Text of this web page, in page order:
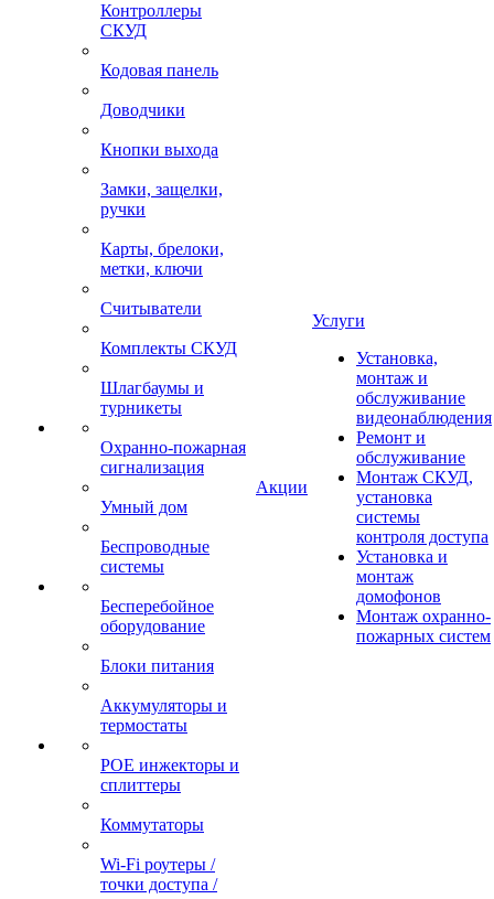
Контроллеры
СКУД
Кодовая панель
Доводчики
Кнопки выхода
Замки, защелки,
ручки
Карты, брелоки,
метки, ключи
Считыватели
Комплекты СКУД
Шлагбаумы и
турникеты
Охранно-пожарная
сигнализация
Умный дом
Беспроводные
системы
Бесперебойное
оборудование
Блоки питания
Аккумуляторы и
термостаты
POE инжекторы и
сплиттеры
Коммутаторы
Wi-Fi роутеры /
точки доступа /
Акции
Услуги
Установка,
монтаж и
обслуживание
видеонаблюдения
Ремонт и
обслуживание
Монтаж СКУД,
установка
системы
контроля доступа
Установка и
монтаж
домофонов
Монтаж охранно-
пожарных систем